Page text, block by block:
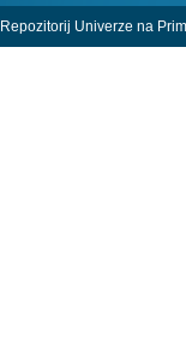
Repozitorij Univerze na